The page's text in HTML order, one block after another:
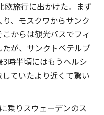
欧旅行に出かけた。まず
、モスクワからサンク
からは観光バスでフィ
が、サンクトペテルブ
時半頃にはもうヘルシ
ていたより近くて驚い
乗りスウェーデンのス